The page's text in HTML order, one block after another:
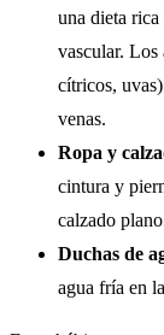
una dieta
vascular. Los
cítricos,
venas.
Ropa y
cintura y
calzado
Duchas de
agua fría en